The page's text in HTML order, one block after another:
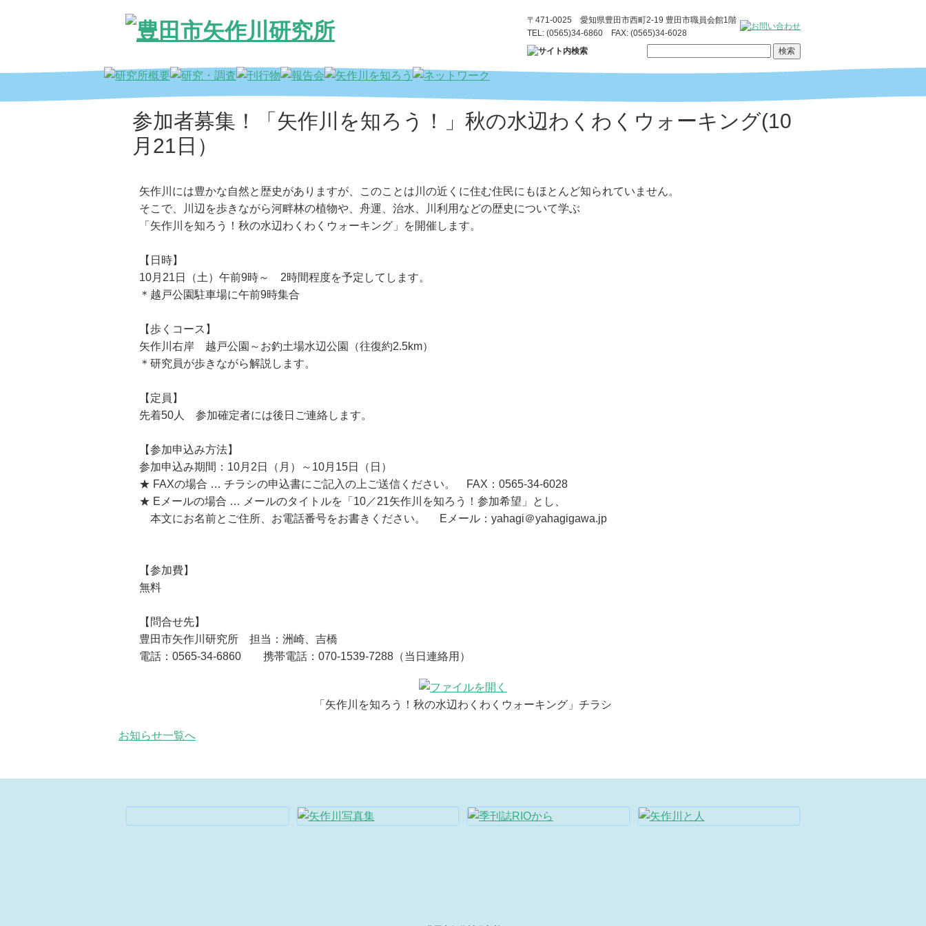
〒471-0025 愛知県豊田市西町2-19 豊田市職員会館1階
TEL: (0565)34-6860 FAX: (0565)34-6028
参加者募集！「矢作川を知ろう！」秋の水辺わくわくウォーキング(10
月21日）
矢作川には豊かな自然と歴史がありますが、このことは川の近くに住む住民にもほとんど知られていません。
そこで、川辺を歩きながら河畔林の植物や、舟運、治水、川利用などの歴史について学ぶ
「矢作川を知ろう！秋の水辺わくわくウォーキング」を開催します。
【日時】
10月21日（土）午前9時～ 2時間程度を予定してします。
＊越戸公園駐車場に午前9時集合
【歩くコース】
矢作川右岸 越戸公園～お釣土場水辺公園（往復約2.5km）
＊研究員が歩きながら解説します。
【定員】
先着50人 参加確定者には後日ご連絡します。
【参加申込み方法】
参加申込み期間：10月2日（月）～10月15日（日）
★ FAXの場合 … チラシの申込書にご記入の上ご送信ください。 FAX：0565-34-6028
★ Eメールの場合 … メールのタイトルを「10／21矢作川を知ろう！参加希望」とし、
本文にお名前とご住所、お電話番号をお書きください。 Eメール：yahagi＠yahagigawa.jp
【参加費】
無料
【問合せ先】
豊田市矢作川研究所 担当：洲崎、吉橋
電話：0565-34-6860 携帯電話：070-1539-7288（当日連絡用）
「矢作川を知ろう！秋の水辺わくわくウォーキング」チラシ
お知らせ一覧へ